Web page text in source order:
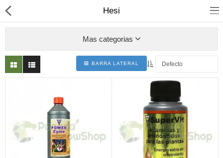
Armarios de cultivo
Iluminacion
Articulos Fumador
Hesi
Mas categorias
BARRA LATERAL